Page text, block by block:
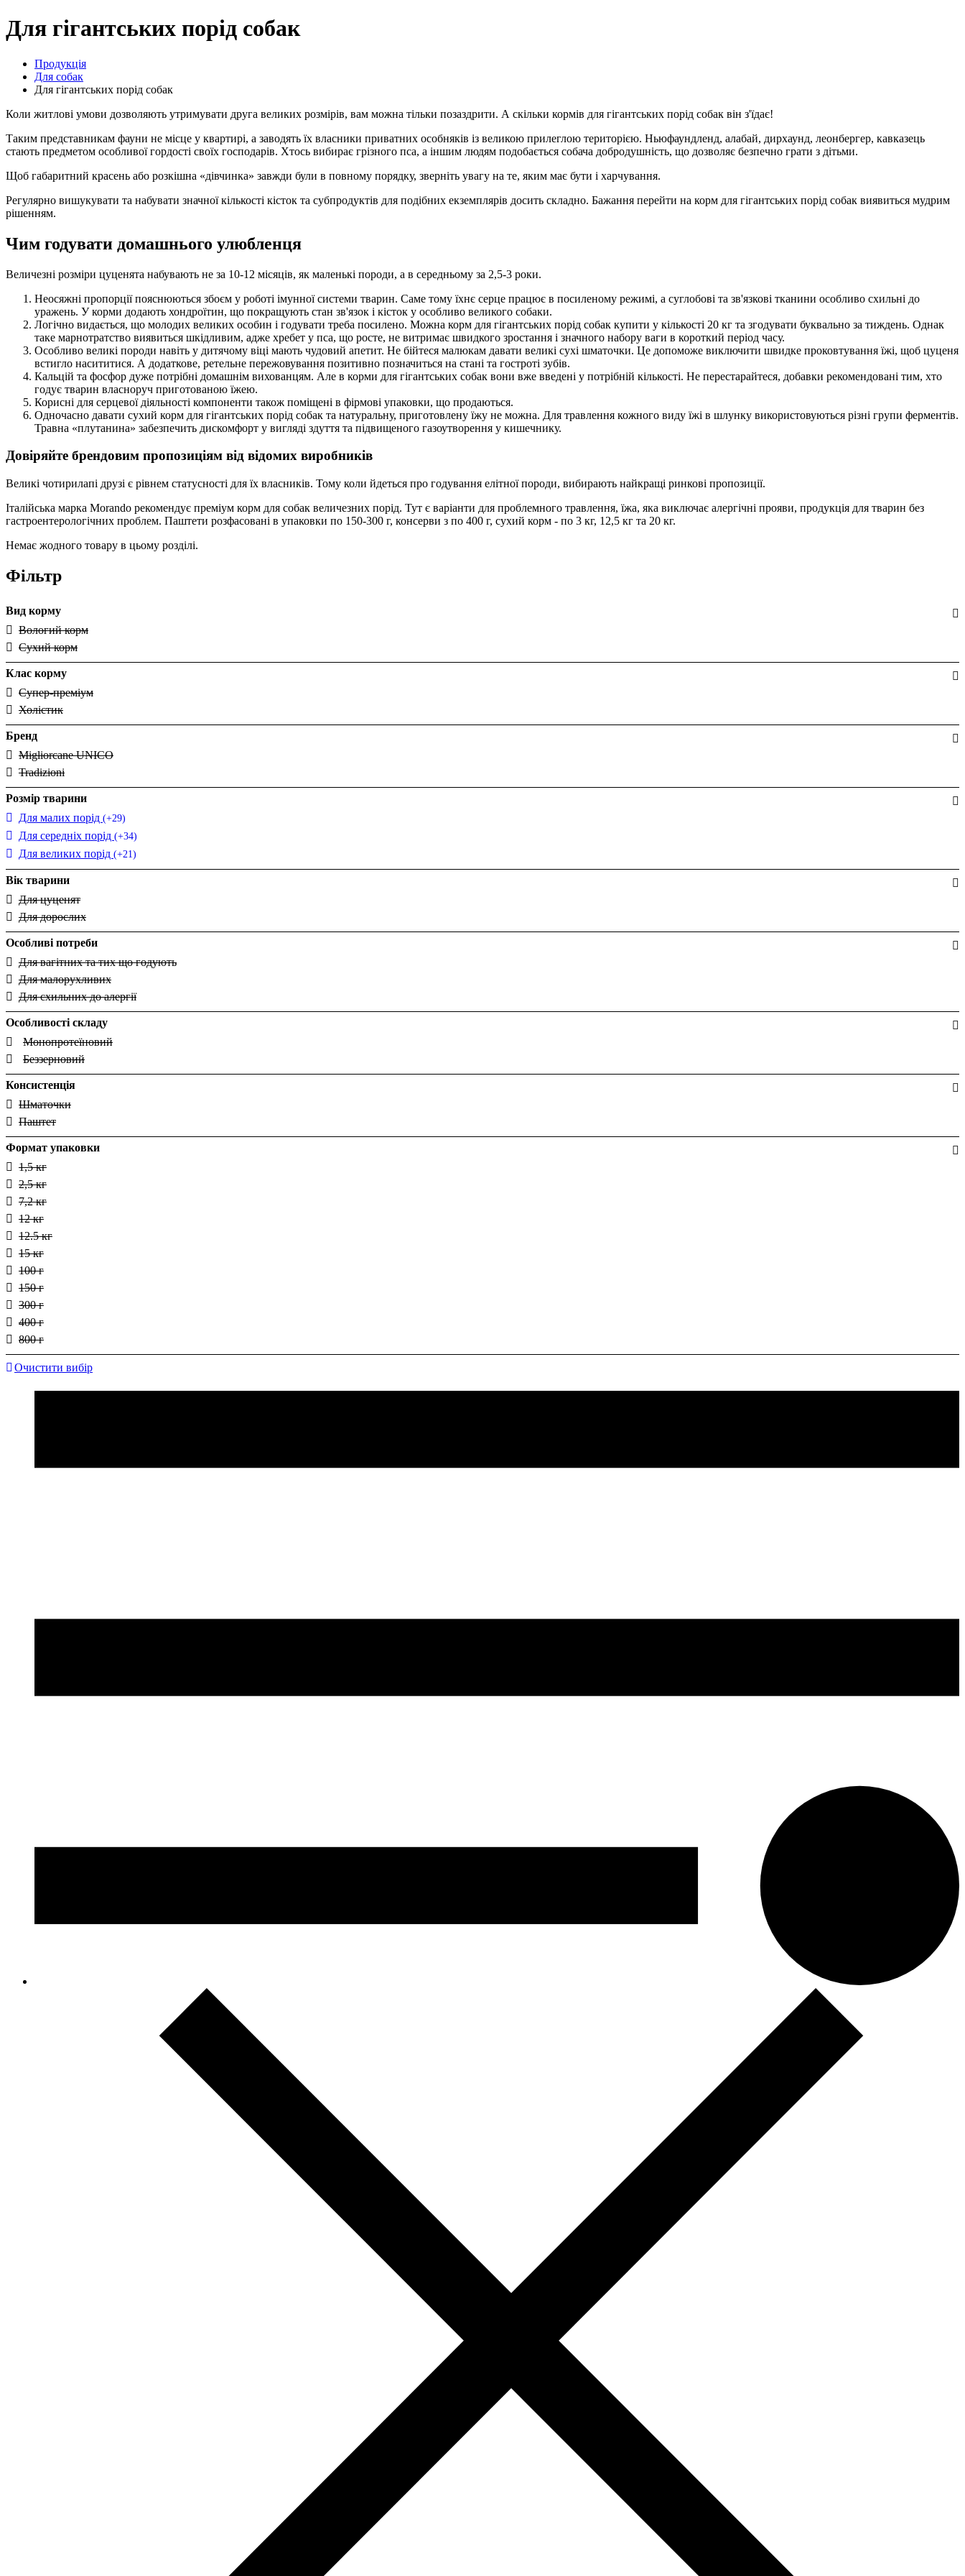
Для гігантських порід собак
Продукція
Для собак
Для гігантських порід собак
Коли житлові умови дозволяють утримувати друга великих розмірів, вам можна тільки позаздрити. А скільки кормів для гігантських порід собак він з'їдає!
Таким представникам фауни не місце у квартирі, а заводять їх власники приватних особняків із великою прилеглою територією. Ньюфаундленд, алабай, дирхаунд, леонбергер, кавказець
стають предметом особливої ​​гордості своїх господарів. Хтось вибирає грізного пса, а іншим людям подобається собача добродушність, що дозволяє безпечно грати з дітьми.
Щоб габаритний красень або розкішна «дівчинка» завжди були в повному порядку, зверніть увагу на те, яким має бути і харчування.
Регулярно вишукувати та набувати значної кількості кісток та субпродуктів для подібних екземплярів досить складно. Бажання перейти на корм для гігантських порід собак виявиться мудрим
рішенням.
Чим годувати домашнього улюбленця
Величезні розміри цуценята набувають не за 10-12 місяців, як маленькі породи, а в середньому за 2,5-3 роки.
Неосяжні пропорції пояснюються збоєм у роботі імунної системи тварин. Саме тому їхнє серце працює в посиленому режимі, а суглобові та зв'язкові тканини особливо схильні до
уражень. У корми додають хондроїтин, що покращують стан зв'язок і кісток у особливо великого собаки.
Логічно видається, що молодих великих особин і годувати треба посилено. Можна корм для гігантських порід собак купити у кількості 20 кг та згодувати буквально за тиждень. Однак
таке марнотратство виявиться шкідливим, адже хребет у пса, що росте, не витримає швидкого зростання і значного набору ваги в короткий період часу.
Особливо великі породи навіть у дитячому віці мають чудовий апетит. Не бійтеся малюкам давати великі сухі шматочки. Це допоможе виключити швидке проковтування їжі, щоб цуценя
встигло насититися. А додаткове, ретельне пережовування позитивно позначиться на стані та гостроті зубів.
Кальцій та фосфор дуже потрібні домашнім вихованцям. Але в корми для гігантських собак вони вже введені у потрібній кількості. Не перестарайтеся, добавки рекомендовані тим, хто
годує тварин власноруч приготованою їжею.
Корисні для серцевої діяльності компоненти також поміщені в фірмові упаковки, що продаються.
Одночасно давати сухий корм для гігантських порід собак та натуральну, приготовлену їжу не можна. Для травлення кожного виду їжі в шлунку використовуються різні групи ферментів.
Травна «плутанина» забезпечить дискомфорт у вигляді здуття та підвищеного газоутворення у кишечнику.
Довіряйте брендовим пропозиціям від відомих виробників
Великі чотирилапі друзі є рівнем статусності для їх власників. Тому коли йдеться про годування елітної породи, вибирають найкращі ринкові пропозиції.
Італійська марка Morando рекомендує преміум корм для собак величезних порід. Тут є варіанти для проблемного травлення, їжа, яка виключає алергічні прояви, продукція для тварин без
гастроентерологічних проблем. Паштети розфасовані в упаковки по 150-300 г, консерви з по 400 г, сухий корм - по 3 кг, 12,5 кг та 20 кг.
Немає жодного товару в цьому розділі.
Фільтр
Вид корму
Вологий корм
Сухий корм
Клас корму
Супер-преміум
Холістик
Бренд
Migliorcane UNICO
Tradizioni
Розмір тварини
Для малих порід (+29)
Для середніх порід (+34)
Для великих порід (+21)
Вік тварини
Для цуценят
Для дорослих
Особливі потреби
Для вагітних та тих що годують
Для малорухливих
Для схильних до алергії
Особливості складу
Монопротеїновий
Беззерновий
Консистенція
Шматочки
Паштет
Формат упаковки
1,5 кг
2,5 кг
7,2 кг
12 кг
12.5 кг
15 кг
100 г
150 г
300 г
400 г
800 г
Очистити вибір